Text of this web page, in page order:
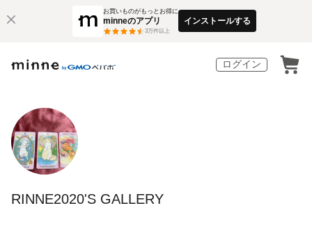
お買いものがもっとお得に
minneのアプリ
3万件以上
インストールする
ログイン
RINNE2020'S GALLERY